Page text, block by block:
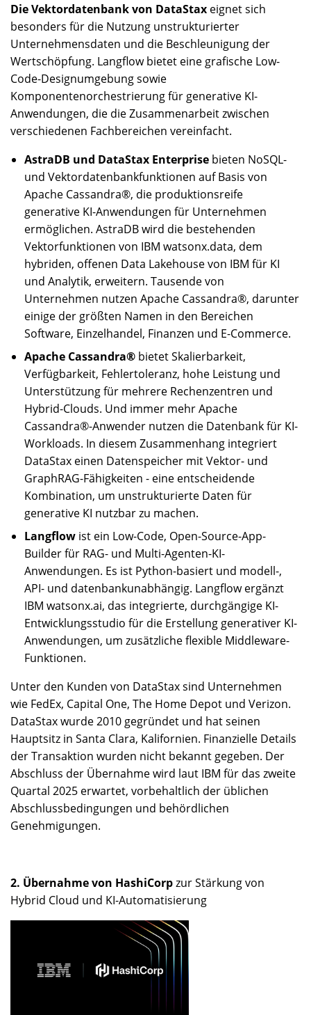
Die Vektordatenbank von DataStax eignet sich
besonders für die Nutzung unstrukturierter
Unternehmensdaten und die Beschleunigung der
Wertschöpfung. Langflow bietet eine grafische Low-
Code-Designumgebung sowie
Komponentenorchestrierung für generative KI-
Anwendungen, die die Zusammenarbeit zwischen
verschiedenen Fachbereichen vereinfacht.
AstraDB und DataStax Enterprise bieten NoSQL-
und Vektordatenbankfunktionen auf Basis von
Apache Cassandra®, die produktionsreife
generative KI-Anwendungen für Unternehmen
ermöglichen. AstraDB wird die bestehenden
Vektorfunktionen von IBM watsonx.data, dem
hybriden, offenen Data Lakehouse von IBM für KI
und Analytik, erweitern. Tausende von
Unternehmen nutzen Apache Cassandra®, darunter
einige der größten Namen in den Bereichen
Software, Einzelhandel, Finanzen und E-Commerce.
Apache Cassandra® bietet Skalierbarkeit,
Verfügbarkeit, Fehlertoleranz, hohe Leistung und
Unterstützung für mehrere Rechenzentren und
Hybrid-Clouds. Und immer mehr Apache
Cassandra®-Anwender nutzen die Datenbank für KI-
Workloads. In diesem Zusammenhang integriert
DataStax einen Datenspeicher mit Vektor- und
GraphRAG-Fähigkeiten - eine entscheidende
Kombination, um unstrukturierte Daten für
generative KI nutzbar zu machen.
Langflow ist ein Low-Code, Open-Source-App-
Builder für RAG- und Multi-Agenten-KI-
Anwendungen. Es ist Python-basiert und modell-,
API- und datenbankunabhängig. Langflow ergänzt
IBM watsonx.ai, das integrierte, durchgängige KI-
Entwicklungsstudio für die Erstellung generativer KI-
Anwendungen, um zusätzliche flexible Middleware-
Funktionen.
Unter den Kunden von DataStax sind Unternehmen
wie FedEx, Capital One, The Home Depot und Verizon.
DataStax wurde 2010 gegründet und hat seinen
Hauptsitz in Santa Clara, Kalifornien. Finanzielle Details
der Transaktion wurden nicht bekannt gegeben. Der
Abschluss der Übernahme wird laut IBM für das zweite
Quartal 2025 erwartet, vorbehaltlich der üblichen
Abschlussbedingungen und behördlichen
Genehmigungen.
2. Übernahme von HashiCorpzur Stärkung von
Hybrid Cloud und KI-Automatisierung